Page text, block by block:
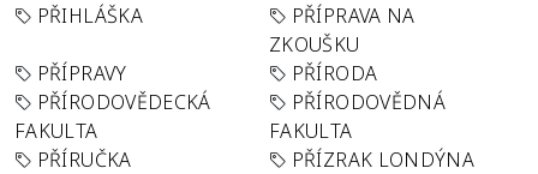
PŘIHLÁŠKA
PŘÍPRAVA NA
ZKOUŠKU
PŘÍPRAVY
PŘÍRODA
PŘÍRODOVĚDECKÁ
FAKULTA
PŘÍRODOVĚDNÁ
FAKULTA
PŘÍRUČKA
PŘÍZRAK LONDÝNA